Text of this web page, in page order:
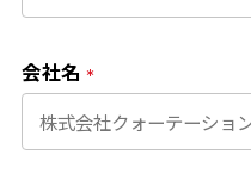
会社名 *